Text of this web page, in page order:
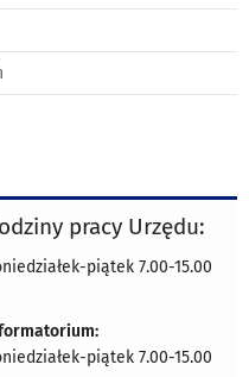
pracy Urzędu:
piątek 7.00-15.00
piątek 7.00-15.00